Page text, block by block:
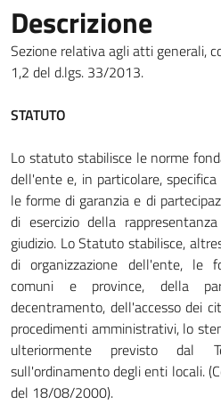
Descrizione
Sezione relativa agli atti generali,
1,2 del d.lgs. 33/2013.
STATUTO
Lo statuto stabilisce le norme
dell'ente e, in particolare,
le forme di garanzia e di
di esercizio della
giudizio. Lo Statuto stabilisce,
di organizzazione dell'ente, le
comuni e province, della
decentramento, dell'accesso dei
procedimenti amministrativi, lo
ulteriormente previsto dal
sull'ordinamento degli enti locali.
del 18/08/2000).